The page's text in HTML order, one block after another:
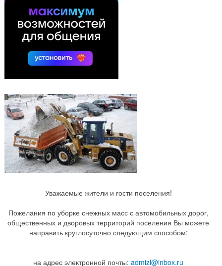
Уважаемые жители и гости поселения!
Пожелания по уборке снежных масс с автомобильных дорог,
общественных и дворовых территорий поселения Вы можете
направить круглосуточно следующим способом:
на адрес электронной почты: admizl@inbox.ru